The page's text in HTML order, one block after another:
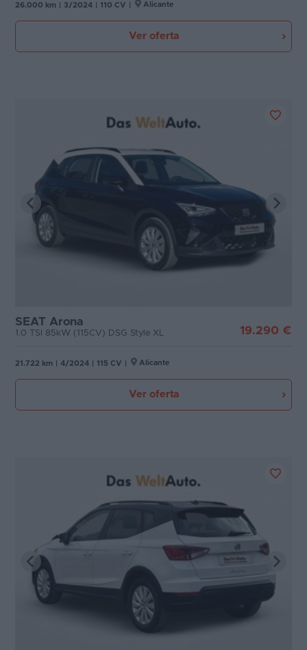
26.000 km 3/2024 110 CV Alicante
Ver oferta
SEAT Arona
1.0 TSI 85kW (115CV) DSG Style XL 19.290 €
21.722 km 4/2024 115 CV Alicante
Ver oferta